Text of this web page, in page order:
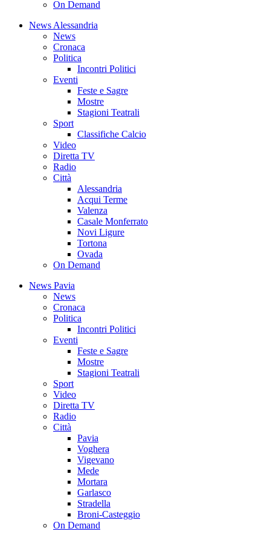
On Demand
News Alessandria
News
Cronaca
Politica
Incontri Politici
Eventi
Feste e Sagre
Mostre
Stagioni Teatrali
Sport
Classifiche Calcio
Video
Diretta TV
Radio
Città
Alessandria
Acqui Terme
Valenza
Casale Monferrato
Novi Ligure
Tortona
Ovada
On Demand
News Pavia
News
Cronaca
Politica
Incontri Politici
Eventi
Feste e Sagre
Mostre
Stagioni Teatrali
Sport
Video
Diretta TV
Radio
Città
Pavia
Voghera
Vigevano
Mede
Mortara
Garlasco
Stradella
Broni-Casteggio
On Demand